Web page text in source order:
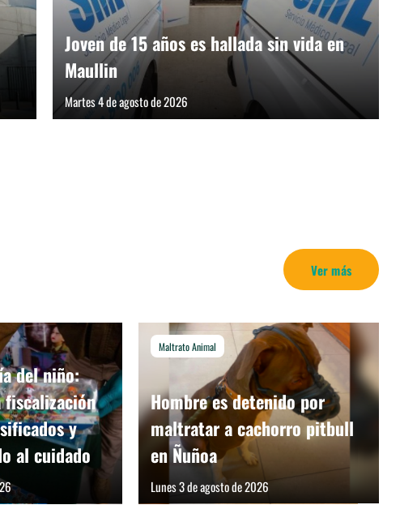
Joven de 15 años es hallada sin vida en
Maullin
Martes 4 de agosto de 2026
Ver más
del niño:
y
al cuidado
Maltrato Animal
Hombre es detenido por
maltratar a cachorro pitbull
en Ñuñoa
Lunes 3 de agosto de 2026